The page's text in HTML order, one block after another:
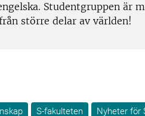
Studentgruppen är
större delar av världen!
S-fakulteten
Nyheter för